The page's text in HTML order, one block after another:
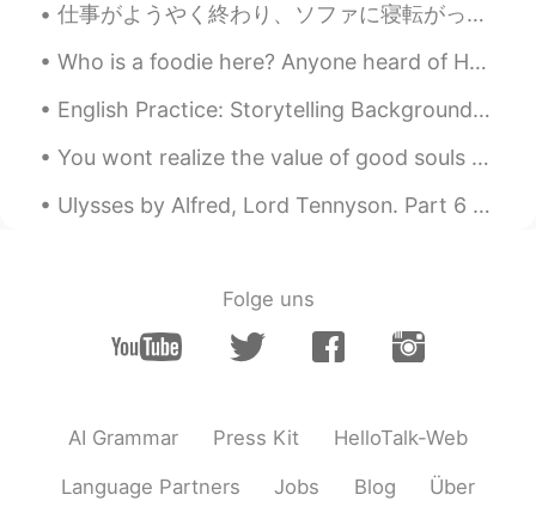
JP EN
すごい日焼けしてる😳
サラ 2020.05.15 07:04
何も釣り上げなかったけど、デッカイ
くもを見て
ひどい日焼けしちゃった。
た。
仕事がようやく終わり、ソファに寝転がってただくるくる回るシーリングファンをボーッと眺める。最近いきなり暑くなってきた。霞んで見える今夜の満月もどことなく夏らしい。ビール飲みたいな……でも今週はあ...
Who is a foodie here? Anyone heard of Huitlacoche aka Corn Fungus or Corn Smut?🤔 Huitlacoche is ...
English Practice: Storytelling Background: We read or hear stories everyday and I think that th...
You wont realize the value of good souls until you lose everything and find yourself keep remindi...
Ulysses by Alfred, Lord Tennyson. Part 6 of 7. The lights begin to twinkle from the rocks: The ...
Folge uns
AI Grammar Press Kit HelloTalk-Web
Language Partners Jobs Blog Über